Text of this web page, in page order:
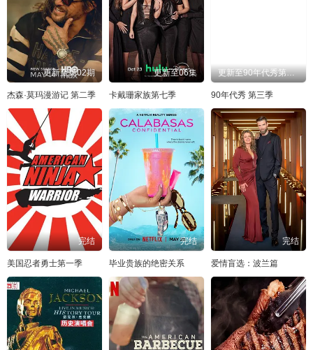
更新至第02期
杰森·莫玛漫游记 第二季
更新至06集
卡戴珊家族第七季
更新至90年代秀第3季-07-免费在线观看-爱壹帆国际版
90年代秀 第三季
完结
美国忍者勇士第一季
完结
毕业贵族的绝密关系
完结
爱情盲选：波兰篇